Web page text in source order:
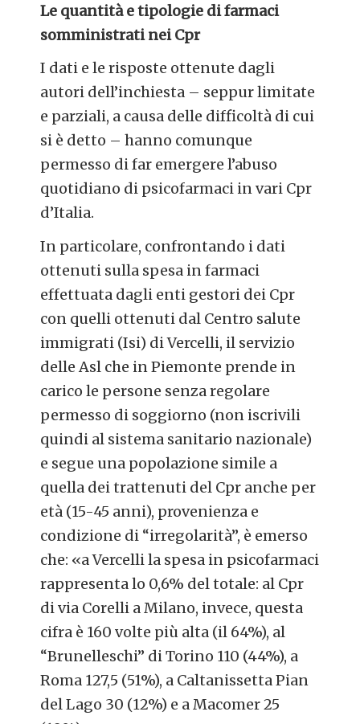
Le quantità e tipologie di farmaci
somministrati nei Cpr
I dati e le risposte ottenute dagli
autori dell’inchiesta – seppur limitate
e parziali, a causa delle difficoltà di cui
si è detto – hanno comunque
permesso di far emergere l’abuso
quotidiano di psicofarmaci in vari Cpr
d’Italia.
In particolare, confrontando i dati
ottenuti sulla spesa in farmaci
effettuata dagli enti gestori dei Cpr
con quelli ottenuti dal Centro salute
immigrati (Isi) di Vercelli, il servizio
delle Asl che in Piemonte prende in
carico le persone senza regolare
permesso di soggiorno (non iscrivili
quindi al sistema sanitario nazionale)
e segue una popolazione simile a
quella dei trattenuti del Cpr anche per
età (15-45 anni), provenienza e
condizione di “irregolarità”, è emerso
che: «a Vercelli la spesa in psicofarmaci
rappresenta lo 0,6% del totale: al Cpr
di via Corelli a Milano, invece, questa
cifra è 160 volte più alta (il 64%), al
“Brunelleschi” di Torino 110 (44%), a
Roma 127,5 (51%), a Caltanissetta Pian
del Lago 30 (12%) e a Macomer 25